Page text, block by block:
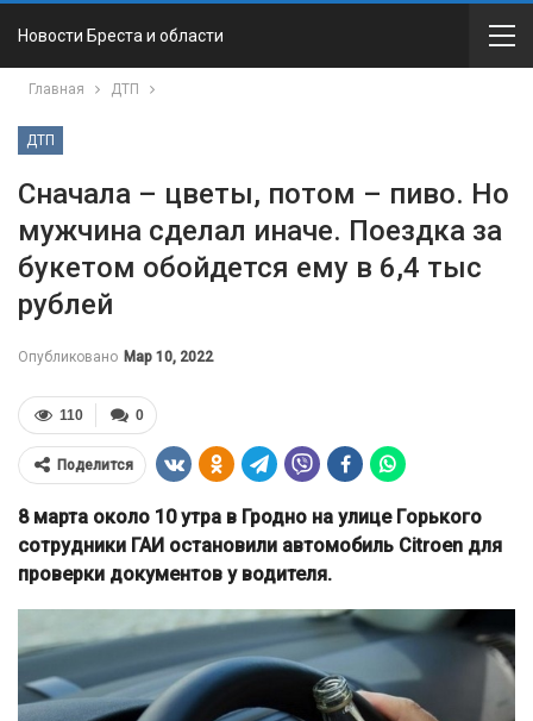
Новости Бреста и области
Главная ДТП
ДТП
Сначала – цветы, потом – пиво. Но
мужчина сделал иначе. Поездка за
букетом обойдется ему в 6,4 тыс
рублей
Опубликовано Мар 10, 2022
0
110
Поделится
8 марта около 10 утра в Гродно на улице Горького
сотрудники ГАИ остановили автомобиль Citroen для
проверки документов у водителя.